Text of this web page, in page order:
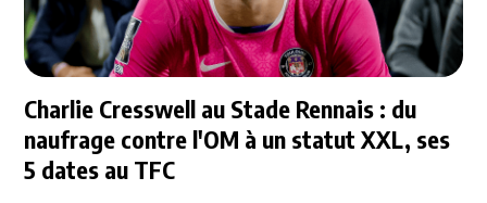
Charlie Cresswell au Stade Rennais : du
naufrage contre l'OM à un statut XXL, ses
5 dates au TFC